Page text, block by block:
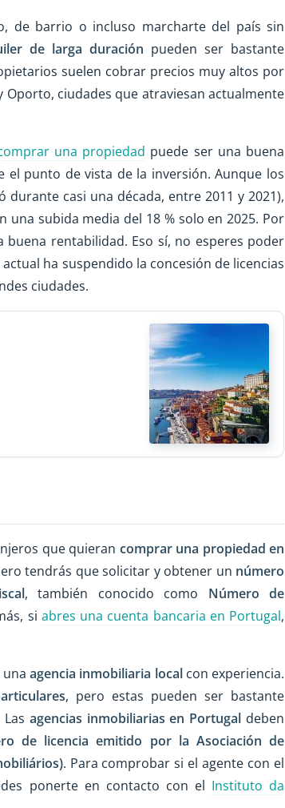
de barrio o incluso marcharte del país sin
de larga duración pueden ser bastante
suelen cobrar precios muy altos por
ciudades que atraviesan actualmente
una propiedad puede ser una buena
el punto de vista de la inversión. Aunque los
casi una década, entre 2011 y 2021),
una subida media del 18 % solo en 2025. Por
rentabilidad. Eso sí, no esperes poder
ha suspendido la concesión de licencias
ciudades.
que quieran comprar una propiedad en
tendrás que solicitar y obtener un número
, también conocido como Número de
si abres una cuenta bancaria en Portugal,
unaagencia inmobiliaria localcon experiencia.
, pero estas pueden ser bastante
agencias inmobiliarias en Portugal deben
de licencia emitido por la Asociación de
. Para comprobar si el agente con el
ponerte en contacto con el Instituto da